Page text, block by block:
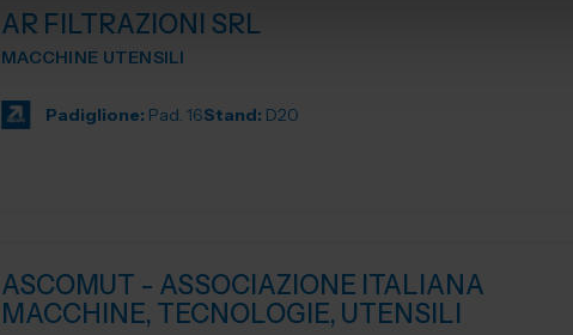
AR FILTRAZIONI SRL
MACCHINE UTENSILI
Padiglione: Pad. 16Stand: D20
ASCOMUT - ASSOCIAZIONE ITALIANA
MACCHINE, TECNOLOGIE, UTENSILI